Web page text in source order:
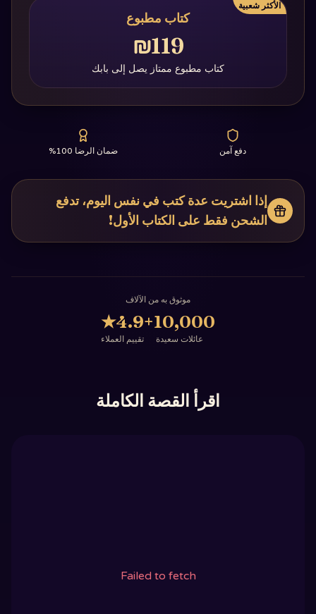
الأكثر شعبية
كتاب مطبوع
₪119
كتاب مطبوع ممتاز يصل إلى بابك
دفع آمن ضمان الرضا 100%
إذا اشتريت عدة كتب في نفس اليوم، تدفع
الشحن فقط على الكتاب الأول!
موثوق به من الآلاف
10,000+
عائلات سعيدة
4.9
★
تقييم العملاء
اقرأ القصة الكاملة
Failed to fetch